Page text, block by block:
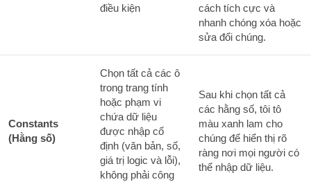
điều kiện
cách tích cực và
nhanh chóng xóa hoặc
sửa đổi chúng.
Constants
(Hằng số)
Chọn tất cả các ô
trong trang tính
hoặc phạm vi
chứa dữ liệu
được nhập cố
định (văn bản, số,
giá trị logic và lỗi),
không phải công
Sau khi chọn tất cả
các hằng số, tôi tô
màu xanh lam cho
chúng để hiển thị rõ
ràng nơi mọi người có
thể nhập dữ liệu.